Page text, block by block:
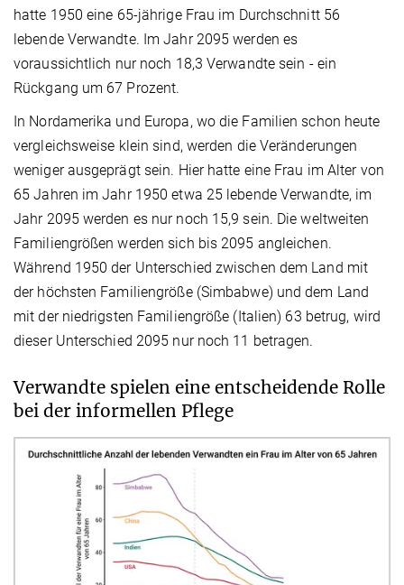
hatte 1950 eine 65-jährige Frau im Durchschnitt 56
lebende Verwandte. Im Jahr 2095 werden es
voraussichtlich nur noch 18,3 Verwandte sein - ein
Rückgang um 67 Prozent.
In Nordamerika und Europa, wo die Familien schon heute
vergleichsweise klein sind, werden die Veränderungen
weniger ausgeprägt sein. Hier hatte eine Frau im Alter von
65 Jahren im Jahr 1950 etwa 25 lebende Verwandte, im
Jahr 2095 werden es nur noch 15,9 sein. Die weltweiten
Familiengrößen werden sich bis 2095 angleichen.
Während 1950 der Unterschied zwischen dem Land mit
der höchsten Familiengröße (Simbabwe) und dem Land
mit der niedrigsten Familiengröße (Italien) 63 betrug, wird
dieser Unterschied 2095 nur noch 11 betragen.
Verwandte spielen eine entscheidende Rolle
bei der informellen Pflege